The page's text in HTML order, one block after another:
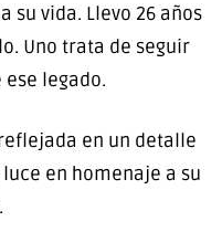
su vida. Llevo 26 años
Uno trata de seguir
legado.
en un detalle
en homenaje a su